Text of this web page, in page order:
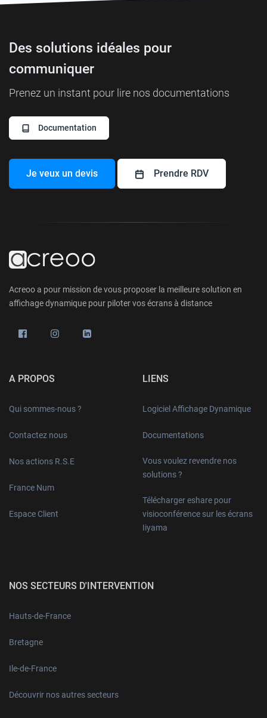
Des solutions idéales pour
communiquer
Prenez un instant pour lire nos documentations
Documentation
Je veux un devis Prendre RDV
Acreoo a pour mission de vous proposer la meilleure solution en
affichage dynamique pour piloter vos écrans à distance
A PROPOS
Qui sommes-nous ?
Contactez nous
Nos actions R.S.E
France Num
Espace Client
LIENS
Logiciel Affichage Dynamique
Documentations
Vous voulez revendre nos
solutions ?
Télécharger eshare pour
visioconférence sur les écrans
Iiyama
NOS SECTEURS D'INTERVENTION
Hauts-de-France
Bretagne
Ile-de-France
Découvrir nos autres secteurs